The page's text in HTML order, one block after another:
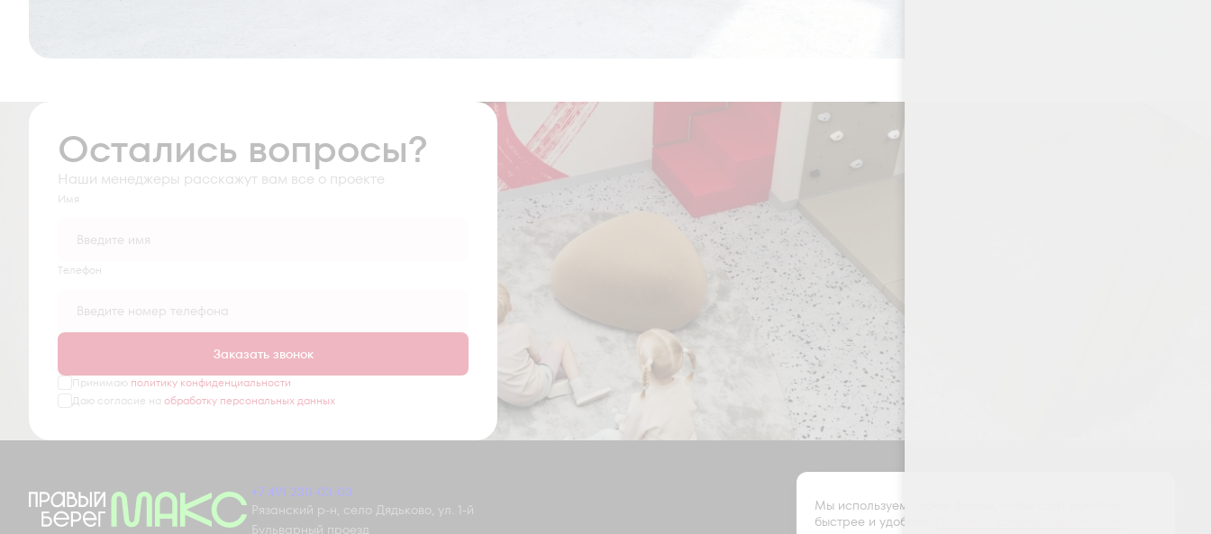
Остались вопросы?
Наши менеджеры расскажут вам все о проекте
Имя
Tелефон
Заказать звонок
Принимаю политику конфиденциальности
Даю согласие на обработку персональных данных
+7 491 230-03-03
Рязанский р-н, село Дядьково, ул. 1-й
Бульварный проезд
Мы используем cookie-файлы, чтобы сайт работал
быстрее и удобнее.